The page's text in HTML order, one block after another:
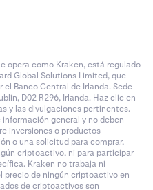
opera como Kraken, está regulado
Global Solutions Limited, que
Banco Central de Irlanda. Sede
D02 R296, Irlanda. Haz clic en
y las divulgaciones pertinentes.
general y no deben
inversiones o productos
o una solicitud para comprar,
criptoactivo, ni para participar
Kraken no trabaja ni
precio de ningún criptoactivo en
de criptoactivos son